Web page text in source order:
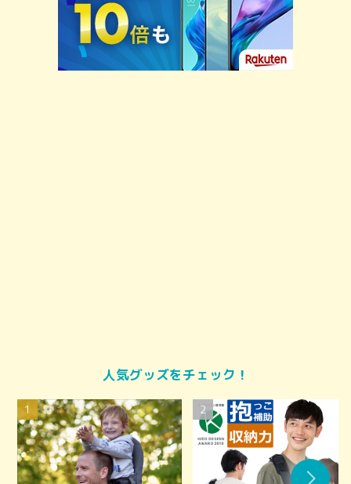
人気グッズをチェック！